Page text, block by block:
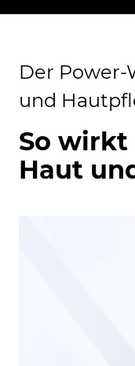
Der Power-
und
So wirkt
Haut